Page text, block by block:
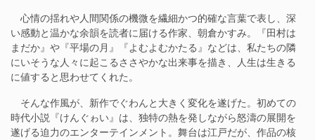
心情の揺れや人間関係の機微を繊細かつ的確な言葉で表し、深
い感動と温かな余韻を読者に届ける作家、朝倉かすみ。『田村は
まだか』や『平場の月』『よむよむかたる』などは、私たちの隣
にいそうな人々に起こるささやかな出来事を描き、人生は生きる
に値すると思わせてくれた。
そんな作風が、新作でぐわんと大きく変化を遂げた。初めての
時代小説『けんぐゎい』は、独特の熱を発しながら怒濤の展開を
遂げる迫力のエンターテインメント。舞台は江戸だが、作品の核